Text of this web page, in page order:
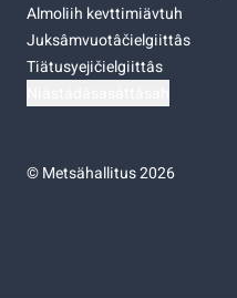
Almoliih kevttimiävtuh
Juksâmvuotâčielgiittâs
Tiätusyejičielgiittâs
©Metsähallitus 2026